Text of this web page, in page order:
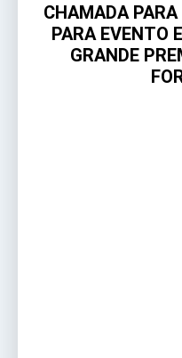
CHAMADA
PARA EVENTO
GRANDE